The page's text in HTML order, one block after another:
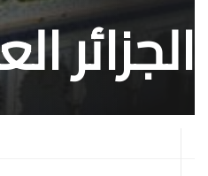
الجزائر